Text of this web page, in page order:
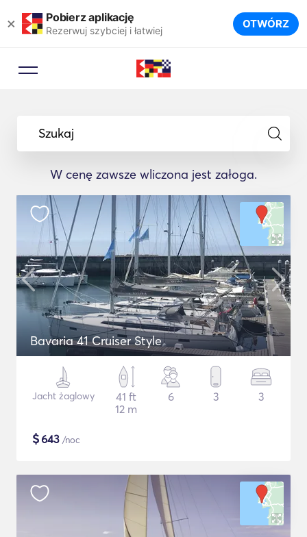
× Pobierz aplikację
Rezerwuj szybciej i łatwiej OTWÓRZ
Szukaj
W cenę zawsze wliczona jest załoga.
Bavaria 41 Cruiser Style
Jacht żaglowy
41 ft
12 m
6 3 3
$643 /noc